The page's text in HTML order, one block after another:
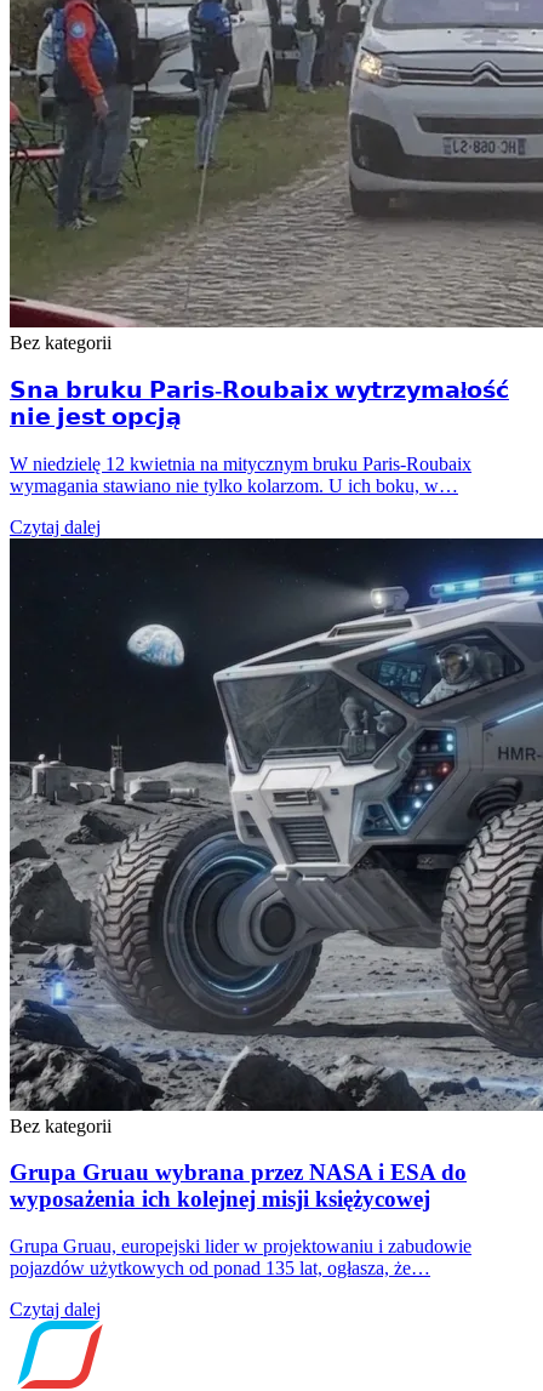
Bez kategorii
𝗦𝗻𝗮 𝗯𝗿𝘂𝗸𝘂 𝗣𝗮𝗿𝗶𝘀-𝗥𝗼𝘂𝗯𝗮𝗶𝘅 𝘄𝘆𝘁𝗿𝘇𝘆𝗺𝗮ł𝗼𝘀́𝗰́
𝗻𝗶𝗲 𝗷𝗲𝘀𝘁 𝗼𝗽𝗰𝗷𝗮̨
W niedzielę 12 kwietnia na mitycznym bruku Paris-Roubaix
wymagania stawiano nie tylko kolarzom. U ich boku, w…
Czytaj dalej
Bez kategorii
Grupa Gruau wybrana przez NASA i ESA do
wyposażenia ich kolejnej misji księżycowej
Grupa Gruau, europejski lider w projektowaniu i zabudowie
pojazdów użytkowych od ponad 135 lat, ogłasza, że…
Czytaj dalej